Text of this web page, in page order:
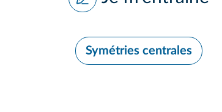
Symétries centrales